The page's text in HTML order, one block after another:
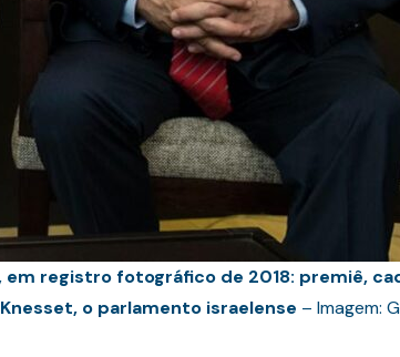
registro fotográfico de 2018: premiê,
o parlamento israelense – Imagem: